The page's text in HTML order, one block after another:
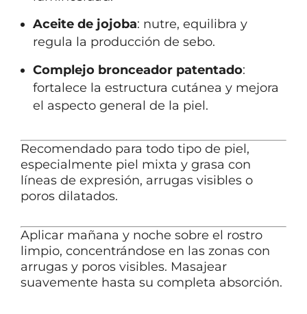
Aceite de jojoba: nutre, equilibra y
regula la producción de sebo.
Complejo bronceador patentado:
fortalece la estructura cutánea y mejora
el aspecto general de la piel.
Recomendado para todo tipo de piel,
especialmente piel mixta y grasa con
líneas de expresión, arrugas visibles o
poros dilatados.
Aplicar mañana y noche sobre el rostro
limpio, concentrándose en las zonas con
arrugas y poros visibles. Masajear
suavemente hasta su completa absorción.